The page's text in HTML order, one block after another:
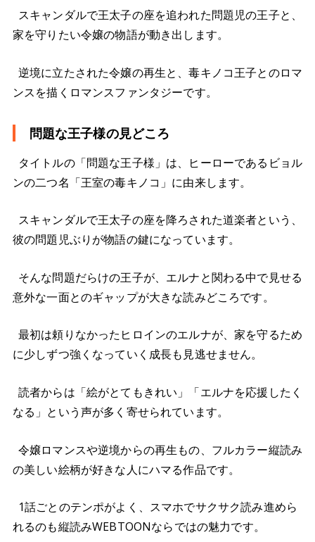
スキャンダルで王太子の座を追われた問題児の王子と、
家を守りたい令嬢の物語が動き出します。
逆境に立たされた令嬢の再生と、毒キノコ王子とのロマ
ンスを描くロマンスファンタジーです。
問題な王子様の見どころ
タイトルの「問題な王子様」は、ヒーローであるビョル
ンの二つ名「王室の毒キノコ」に由来します。
スキャンダルで王太子の座を降ろされた道楽者という、
彼の問題児ぶりが物語の鍵になっています。
そんな問題だらけの王子が、エルナと関わる中で見せる
意外な一面とのギャップが大きな読みどころです。
最初は頼りなかったヒロインのエルナが、家を守るため
に少しずつ強くなっていく成長も見逃せません。
読者からは「絵がとてもきれい」「エルナを応援したく
なる」という声が多く寄せられています。
令嬢ロマンスや逆境からの再生もの、フルカラー縦読み
の美しい絵柄が好きな人にハマる作品です。
1話ごとのテンポがよく、スマホでサクサク読み進めら
れるのも縦読みWEBTOONならではの魅力です。